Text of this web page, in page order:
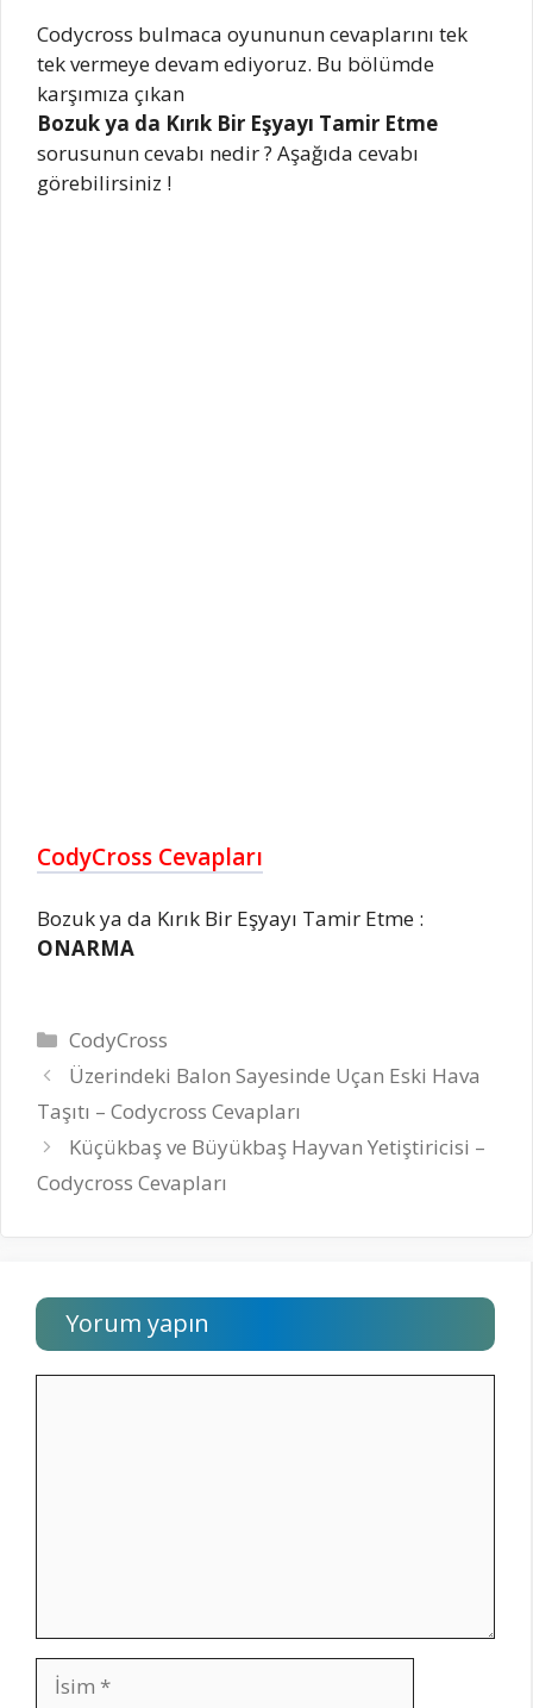
Codycross bulmaca oyununun cevaplarını tek
tek vermeye devam ediyoruz. Bu bölümde
karşımıza çıkan
Bozuk ya da Kırık Bir Eşyayı Tamir Etme
sorusunun cevabı nedir ? Aşağıda cevabı
görebilirsiniz !
CodyCross Cevapları
Bozuk ya da Kırık Bir Eşyayı Tamir Etme :
ONARMA
Kategoriler
CodyCross
Üzerindeki Balon Sayesinde Uçan Eski Hava
Taşıtı – Codycross Cevapları
Küçükbaş ve Büyükbaş Hayvan Yetiştiricisi –
Codycross Cevapları
Yorum yapın
İsim